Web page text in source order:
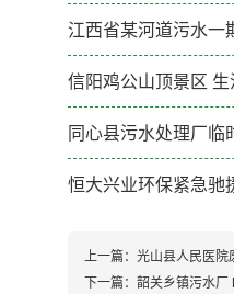
江西省某河道污水一
信阳鸡公山顶景区
同心县污水处理厂临
恒大兴业环保紧急驰
上一篇： 光山县人民医院
下一篇： 韶关乡镇污水厂